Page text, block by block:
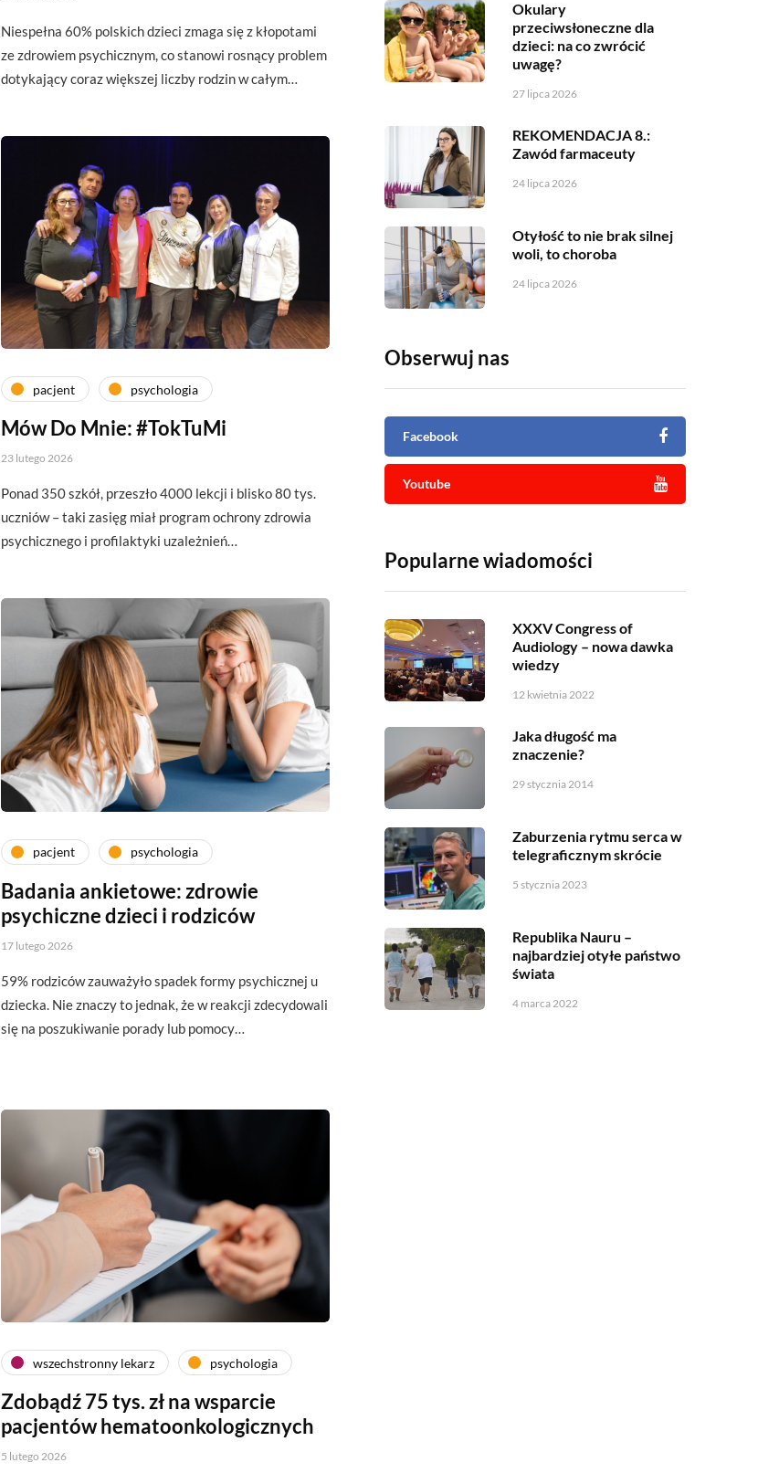
Niespełna 60% polskich dzieci zmaga się z kłopotami
ze zdrowiem psychicznym, co stanowi rosnący problem
dotykający coraz większej liczby rodzin w całym…
pacjent psychologia
Mów Do Mnie: #TokTuMi
23 lutego 2026
Ponad 350 szkół, przeszło 4000 lekcji i blisko 80 tys.
uczniów – taki zasięg miał program ochrony zdrowia
psychicznego i profilaktyki uzależnień…
pacjent psychologia
Badania ankietowe: zdrowie
psychiczne dzieci i rodziców
17 lutego 2026
59% rodziców zauważyło spadek formy psychicznej u
dziecka. Nie znaczy to jednak, że w reakcji zdecydowali
się na poszukiwanie porady lub pomocy…
wszechstronny lekarz psychologia
Zdobądź 75 tys. zł na wsparcie
pacjentów hematoonkologicznych
5 lutego 2026
Okulary
przeciwsłoneczne dla
dzieci: na co zwrócić
uwagę?
27 lipca 2026
REKOMENDACJA 8.:
Zawód farmaceuty
24 lipca 2026
Otyłość to nie brak silnej
woli, to choroba
24 lipca 2026
Obserwuj nas
Facebook
Youtube
Popularne wiadomości
XXXV Congress of
Audiology – nowa dawka
wiedzy
12 kwietnia 2022
Jaka długość ma
znaczenie?
29 stycznia 2014
Zaburzenia rytmu serca w
telegraficznym skrócie
5 stycznia 2023
Republika Nauru –
najbardziej otyłe państwo
świata
4 marca 2022